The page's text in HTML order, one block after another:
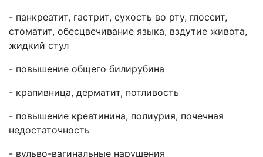
- панкреатит, гастрит, сухость во рту, глоссит,
стоматит, обесцвечивание языка, вздутие живота,
жидкий стул
- повышение общего билирубина
- крапивница, дерматит, потливость
- повышение креатинина, полиурия, почечная
недостаточность
- вульво-вагинальные нарушения